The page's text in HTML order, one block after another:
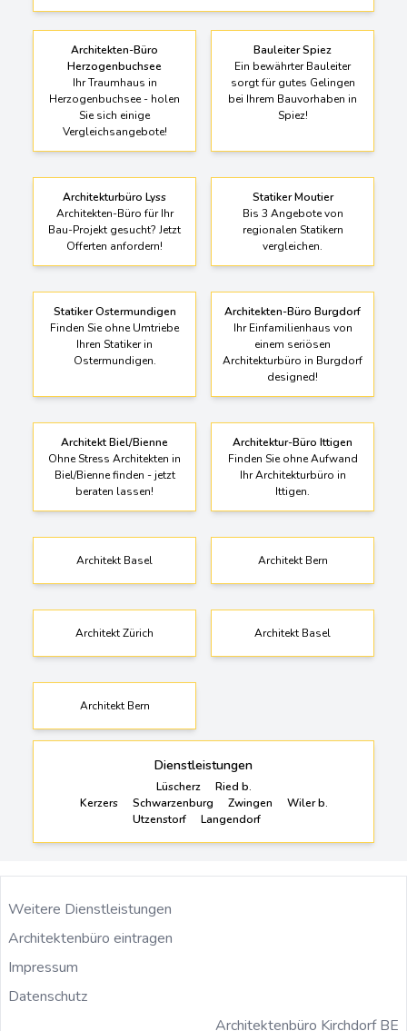
Architekten-Büro
Herzogenbuchsee
Ihr Traumhaus in
Herzogenbuchsee - holen
Sie sich einige
Vergleichsangebote!
Bauleiter Spiez
Ein bewährter Bauleiter
sorgt für gutes Gelingen
bei Ihrem Bauvorhaben in
Spiez!
Architekturbüro Lyss
Architekten-Büro für Ihr
Bau-Projekt gesucht? Jetzt
Offerten anfordern!
Statiker Moutier
Bis 3 Angebote von
regionalen Statikern
vergleichen.
Statiker Ostermundigen
Finden Sie ohne Umtriebe
Ihren Statiker in
Ostermundigen.
Architekten-Büro Burgdorf
Ihr Einfamilienhaus von
einem seriösen
Architekturbüro in Burgdorf
designed!
Architekt Biel/Bienne
Ohne Stress Architekten in
Biel/Bienne finden - jetzt
beraten lassen!
Architektur-Büro Ittigen
Finden Sie ohne Aufwand
Ihr Architekturbüro in
Ittigen.
Architekt Basel Architekt Bern
Architekt Zürich Architekt Basel
Architekt Bern
Dienstleistungen
Lüscherz
Ried b.
Kerzers
Schwarzenburg Zwingen
Wiler b.
Utzenstorf
Langendorf
Weitere Dienstleistungen
Architektenbüro eintragen
Impressum
Datenschutz
Architektenbüro Kirchdorf BE